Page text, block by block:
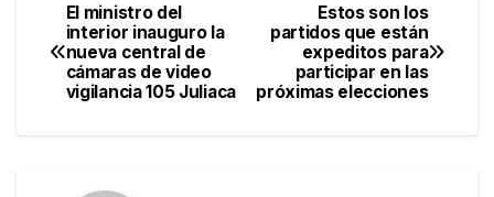
Navegación
de
entradas
Estos son los
partidos que están
expeditos para
participar en las
próximas elecciones
El ministro del
interior inauguro la
nueva central de
cámaras de video
vigilancia 105 Juliaca